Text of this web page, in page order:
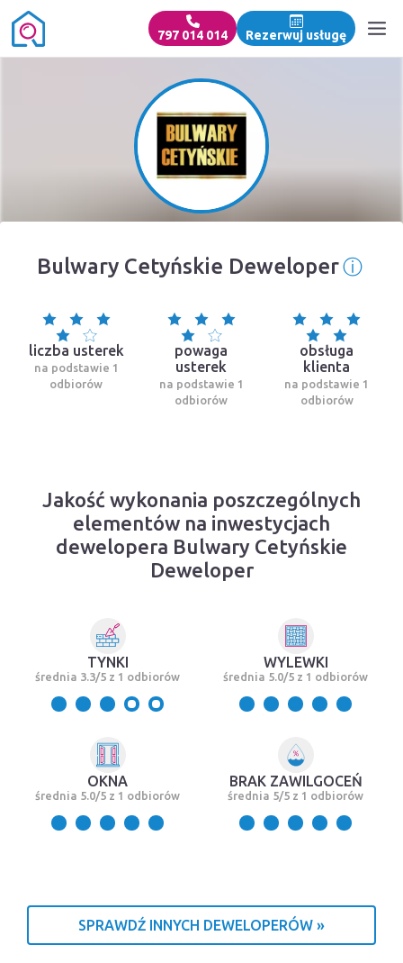
797 014 014 Rezerwuj usługę
Bulwary Cetyńskie Deweloperⓘ
liczba usterek
na podstawie 1
odbiorów
powaga
usterek
na podstawie 1
odbiorów
obsługa
klienta
na podstawie 1
odbiorów
Jakość wykonania poszczególnych
elementów na inwestycjach
dewelopera Bulwary Cetyńskie
Deweloper
TYNKI
średnia 3.3/5 z 1 odbiorów
WYLEWKI
średnia 5.0/5 z 1 odbiorów
OKNA
średnia 5.0/5 z 1 odbiorów
BRAK ZAWILGOCEŃ
średnia 5/5 z 1 odbiorów
SPRAWDŹ INNYCH DEWELOPERÓW »